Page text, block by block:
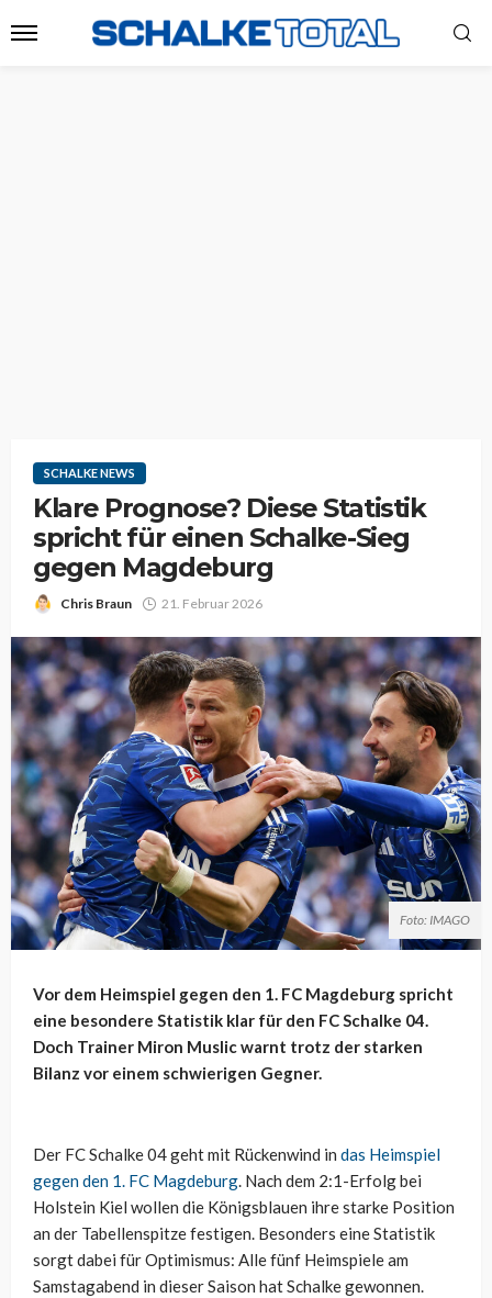
SCHALKE NEWS
Klare Prognose? Diese Statistik
spricht für einen Schalke-Sieg
gegen Magdeburg
Chris Braun 21. Februar 2026
Foto: IMAGO
Vor dem Heimspiel gegen den 1. FC Magdeburg spricht
eine besondere Statistik klar für den FC Schalke 04.
Doch Trainer Miron Muslic warnt trotz der starken
Bilanz vor einem schwierigen Gegner.
Der FC Schalke 04 geht mit Rückenwind in das Heimspiel
gegen den 1. FC Magdeburg. Nach dem 2:1-Erfolg bei
Holstein Kiel wollen die Königsblauen ihre starke Position
an der Tabellenspitze festigen. Besonders eine Statistik
sorgt dabei für Optimismus: Alle fünf Heimspiele am
Samstagabend in dieser Saison hat Schalke gewonnen.